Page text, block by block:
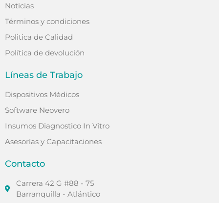
Noticias
Términos y condiciones
Politica de Calidad
Política de devolución
Líneas de Trabajo
Dispositivos Médicos
Software Neovero
Insumos Diagnostico In Vitro
Asesorías y Capacitaciones
Contacto
Carrera 42 G #88 - 75
Barranquilla - Atlántico